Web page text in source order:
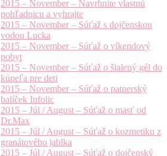
2015 – November – Navrhnite vlastnú
pohľadnicu a vyhrajte
2015 – November – Súťaž s dojčenskou
vodou Lucka
2015 – November – Súťaž o víkendový
pobyt
2015 – November – Súťaž o šialený gél do
kúpeľa pre deti
2015 – November – Súťaž o patnerský
balíček Infolic
2015 – Júl / August – Súťaž o masť od
Dr.Max
2015 – Júl / August – Súťaž o kozmetiku z
granátového jablka
2015 – Júl / August – Súťaž o dojčenský